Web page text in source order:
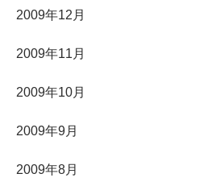
2009年12月
2009年11月
2009年10月
2009年9月
2009年8月